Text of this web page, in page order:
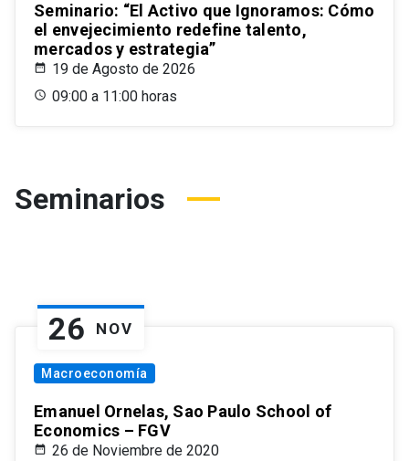
Seminario: “El Activo que Ignoramos: Cómo
el envejecimiento redefine talento,
mercados y estrategia”
19 de Agosto de 2026
09:00 a 11:00 horas
Seminarios
26 NOV
Macroeconomía
Emanuel Ornelas, Sao Paulo School of
Economics – FGV
26 de Noviembre de 2020